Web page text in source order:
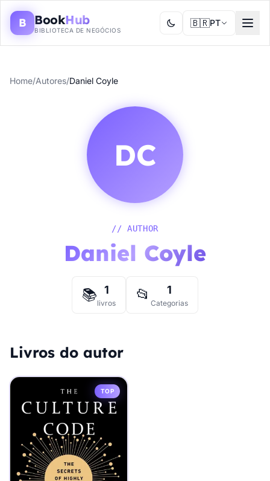
B BookHub
BIBLIOTECA DE NEGÓCIOS
🇧🇷PT
Home/Autores/Daniel Coyle
DC
// AUTHOR
Daniel Coyle
📚 1
livros 📂 1
Categorias
Livros do autor
TOP